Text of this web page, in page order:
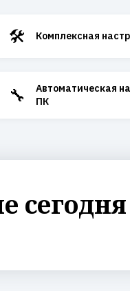
🛠️ Комплексная
🔧
Автоматическая
ПК
сегодня